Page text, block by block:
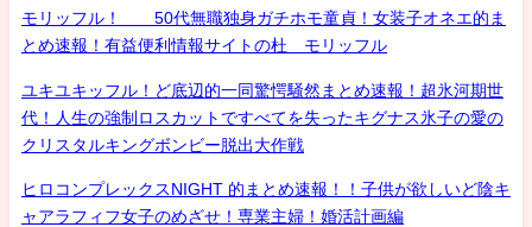
モリッフル！ 50代無職独身ガチホモ童貞！女装子オネエ的ま
とめ速報！有益便利情報サイトの杜 モリッフル
ユキユキッフル！ど底辺的一同驚愕騒然まとめ速報！超氷河期世
代！人生の強制ロスカットですべてを失ったキグナス氷子の愛の
クリスタルキングボンビー脱出大作戦
ヒロコンプレックスNIGHT 的まとめ速報！！子供が欲しいど陰キ
ャアラフィフ女子のめざせ！専業主婦！婚活計画編